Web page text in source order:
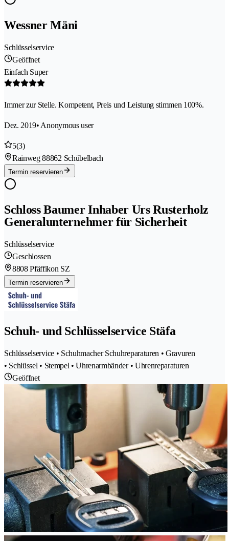
Wessner Mäni
Schlüsselservice
Geöffnet
Einfach Super
Immer zur Stelle. Kompetent, Preis und Leistung stimmen 100%.
Dez. 2019• Anonymous user
5(3)
Rainweg 88862 Schübelbach
Termin reservieren
Schloss Baumer Inhaber Urs Rusterholz
Generalunternehmer für Sicherheit
Schlüsselservice
Geschlossen
8808 Pfäffikon SZ
Termin reservieren
Schuh- und Schlüsselservice Stäfa
Schlüsselservice • Schuhmacher Schuhreparaturen • Gravuren
• Schlüssel • Stempel • Uhrenarmbänder • Uhrenreparaturen
Geöffnet